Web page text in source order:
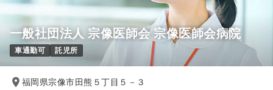
一般社団法人 宗像医師会 宗像医師会病院
車通勤可 託児所
福岡県宗像市田熊５丁目５－３